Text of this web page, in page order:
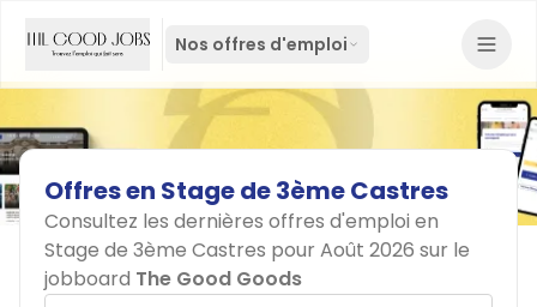
Nos offres d'emploi
Offresen Stagede3èmeCastres
Consultez les dernières offres d'emploi en
Stage de 3ème Castres pour Août 2026 sur le
jobboard The Good Goods
Rechercher par job, mot-clé ou entreprise